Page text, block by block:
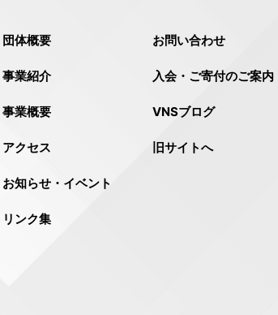
団体概要
事業紹介
事業概要
アクセス
お知らせ・イベント
リンク集
お問い合わせ
入会・ご寄付のご案内
VNSブログ
旧サイトへ